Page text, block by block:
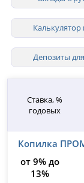
вкладов для
13.00% годовых.
Калькулятор
Депозиты
Ставка, %
годовых
Копилка
от 9% до
13%